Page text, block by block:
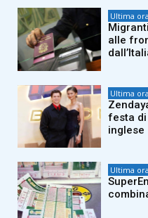
Ultima ora
alle
Ultima ora
festa di
inglese
Ultima ora